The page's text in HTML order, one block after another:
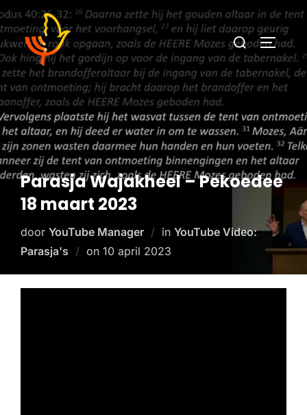
Parasja Wajakheel – Pekoedee
18 maart 2023
door YouTube Manager in YouTube Video:
Parasja's
on 10 april 2023